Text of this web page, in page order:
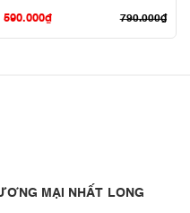
790.000₫
590.000₫
MẠI NHẤT LONG